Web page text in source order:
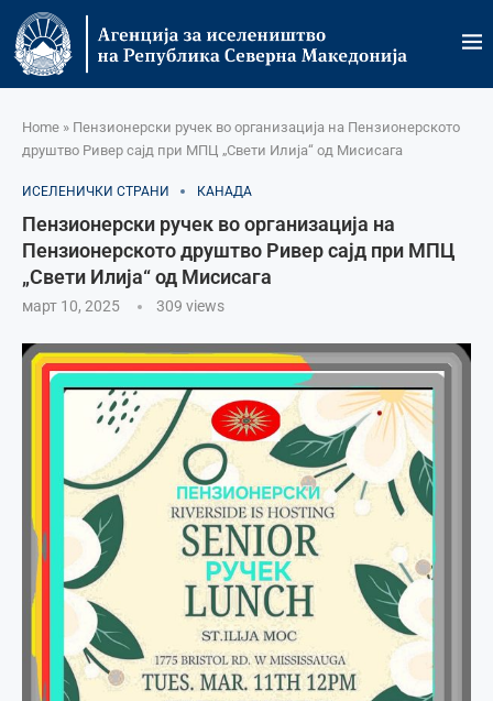
Home » Пензионерски ручек во организација на Пензионерското
друштво Ривер сајд при МПЦ „Свети Илија“ од Мисисага
ИСЕЛЕНИЧКИ СТРАНИ КАНАДА
Пензионерски ручек во организација на
Пензионерското друштво Ривер сајд при МПЦ
„Свети Илија“ од Мисисага
март 10, 2025 309 views